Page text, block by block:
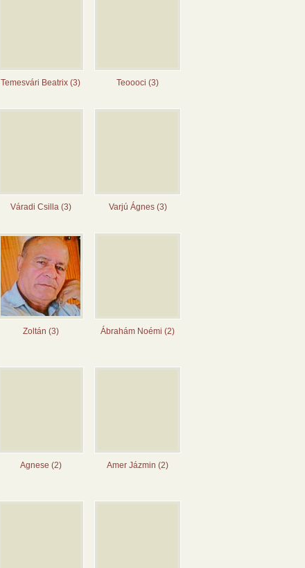
Temesvári Beatrix (3) Teoooci (3)
Váradi Csilla (3) Varjú Ágnes (3)
Zoltán (3) Ábrahám Noémi (2)
Agnese (2) Amer Jázmin (2)